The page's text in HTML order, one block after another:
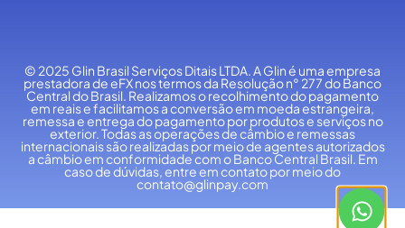
© 2025 Glin Brasil Serviços Ditais LTDA.A Glin é uma empresa
prestadora de eFX nos termos da Resolução n° 277 do Banco
Central do Brasil. Realizamos o recolhimento do pagamento
em reais e facilitamos a conversão em moeda estrangeira,
remessa e entrega do pagamento por produtos e serviços no
exterior. Todas as operações de câmbio e remessas
internacionais são realizadas por meio de agentes autorizados
a câmbio em conformidade com o Banco Central Brasil. Em
caso de dúvidas, entre em contato por meio do
contato@glinpay.com